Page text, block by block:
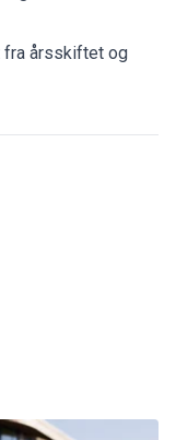
fra årsskiftet og